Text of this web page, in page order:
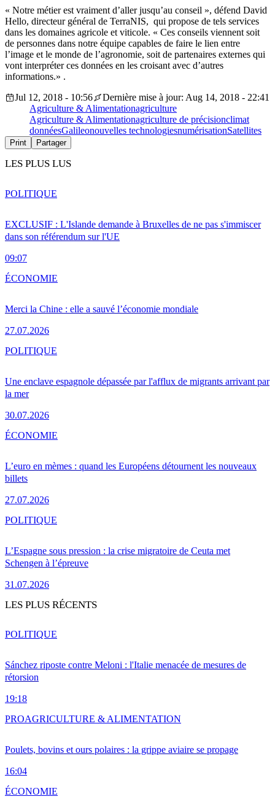
« Notre métier est vraiment d’aller jusqu’au conseil », défend David
Hello, directeur général de TerraNIS, qui propose de tels services
dans les domaines agricole et viticole. « Ces conseils viennent soit
de personnes dans notre équipe capables de faire le lien entre
l’image et le monde de l’agronomie, soit de partenaires externes qui
vont interpréter ces données en les croisant avec d’autres
informations.» .
Jul 12, 2018 - 10:56
Dernière mise à jour: Aug 14, 2018 - 22:41
Agriculture & Alimentationagriculture
Agriculture & Alimentationagriculture de précisionclimat
donnéesGalileonouvelles technologiesnumérisationSatellites
Print Partager
LES PLUS LUS
EXCLUSIF : L'Islande demande à Bruxelles de ne pas s'immiscer
dans son référendum sur l'UE
09:07
POLITIQUE
Merci la Chine : elle a sauvé l’économie mondiale
27.07.2026
ÉCONOMIE
Une enclave espagnole dépassée par l'afflux de migrants arrivant par
la mer
30.07.2026
POLITIQUE
L’euro en mèmes : quand les Européens détournent les nouveaux
billets
27.07.2026
ÉCONOMIE
L’Espagne sous pression : la crise migratoire de Ceuta met
Schengen à l’épreuve
31.07.2026
POLITIQUE
LES PLUS RÉCENTS
Sánchez riposte contre Meloni : l'Italie menacée de mesures de
rétorsion
19:18
POLITIQUE
Poulets, bovins et ours polaires : la grippe aviaire se propage
16:04
PROAGRICULTURE & ALIMENTATION
ÉCONOMIE